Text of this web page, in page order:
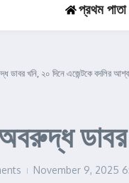
প্রথম পাতা
ডাবর খনি, ২০ দিনে এজেন্টকে বদলির
November 9, 2025